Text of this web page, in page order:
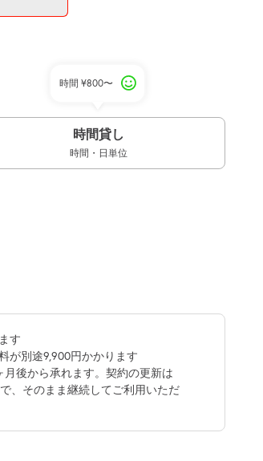
時間 ¥800〜
時間貸し
時間・日単位
す
が別途9,900円かかります
月後から承れます。契約の更新は
、そのまま継続してご利用いただ